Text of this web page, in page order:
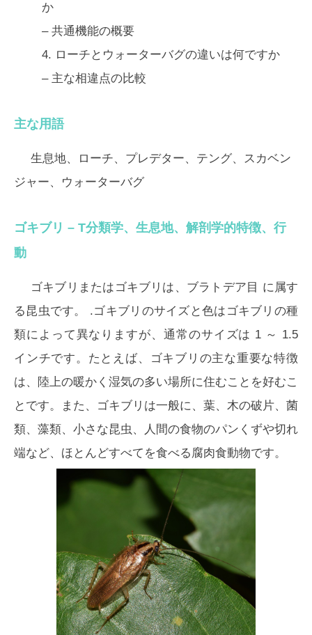
か
– 共通機能の概要
4. ローチとウォーターバグの違いは何ですか
– 主な相違点の比較
主な用語
生息地、ローチ、プレデター、テング、スカベン
ジャー、ウォーターバグ
ゴキブリ – T分類学、生息地、解剖学的特徴、行
動
ゴキブリまたはゴキブリは、ブラトデア目 に属す
る昆虫です。 .ゴキブリのサイズと色はゴキブリの種
類によって異なりますが、通常のサイズは 1 ～ 1.5
インチです。たとえば、ゴキブリの主な重要な特徴
は、陸上の暖かく湿気の多い場所に住むことを好むこ
とです。また、ゴキブリは一般に、葉、木の破片、菌
類、藻類、小さな昆虫、人間の食物のパンくずや切れ
端など、ほとんどすべてを食べる腐肉食動物です。